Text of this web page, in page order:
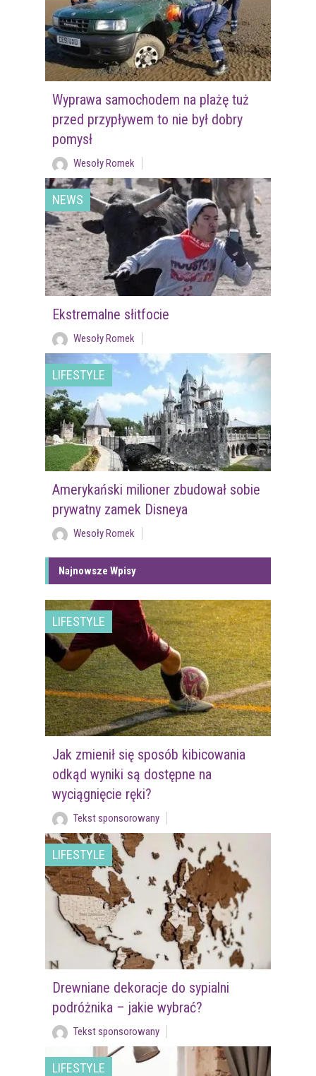
Wyprawa samochodem na plażę tuż
przed przypływem to nie był dobry
pomysł
Wesoły Romek
NEWS
Ekstremalne słitfocie
Wesoły Romek
LIFESTYLE
Amerykański milioner zbudował sobie
prywatny zamek Disneya
Wesoły Romek
Najnowsze Wpisy
LIFESTYLE
Jak zmienił się sposób kibicowania
odkąd wyniki są dostępne na
wyciągnięcie ręki?
Tekst sponsorowany
LIFESTYLE
Drewniane dekoracje do sypialni
podróżnika – jakie wybrać?
Tekst sponsorowany
LIFESTYLE